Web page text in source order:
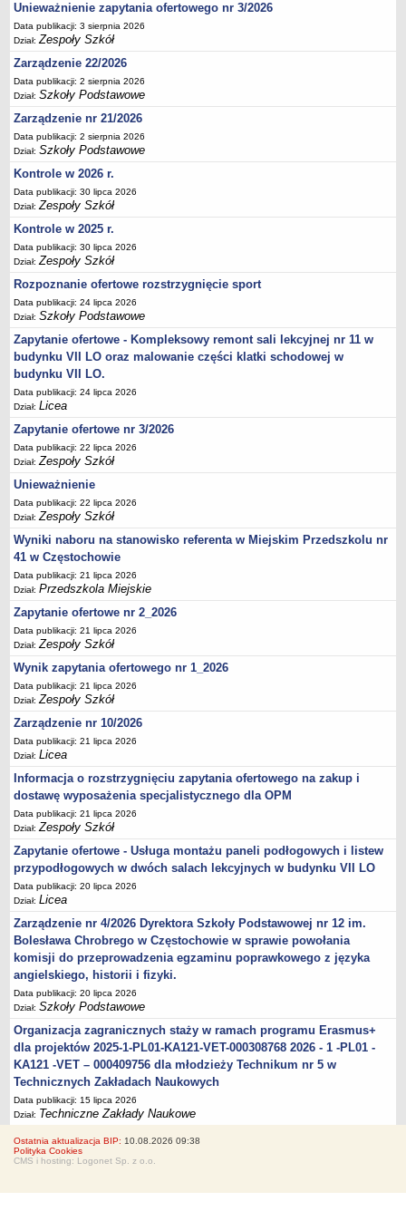
Deklaracja dostępności
PORADNIE PSYCHOLOGICZNO-PEDAGOGICZNE
Zespół Poradni
BIURO FINANSÓW OŚWIATY
Dane podstawowe
Statut
Majątek
Godziny dyżurów
Zarządzenia
Rejestry, ewidencje, archiwa
Kontrole
PONOWNE WYKORZYSTYWANIE
Sprawozdania
Deklaracja dostępności
DEKLARACJA DOSTĘPNOŚCI
OŚWIADCZENIA MAJĄTKOWE
PONOWNE WYKORZYSTYWANIE
UDOSTĘPNIANIE INFORMACJI PUBLICZNEJ
OCHRONA DANYCH OSOBOWYCH
Unieważnienie zapytania ofertowego nr 3/2026
Data publikacji: 3 sierpnia 2026
Dział:Zespoły Szkół
Zarządzenie 22/2026
Data publikacji: 2 sierpnia 2026
Dział:Szkoły Podstawowe
Zarządzenie nr 21/2026
Data publikacji: 2 sierpnia 2026
Dział:Szkoły Podstawowe
Kontrole w 2026 r.
Data publikacji: 30 lipca 2026
Dział:Zespoły Szkół
Kontrole w 2025 r.
Data publikacji: 30 lipca 2026
Dział:Zespoły Szkół
Rozpoznanie ofertowe rozstrzygnięcie sport
Data publikacji: 24 lipca 2026
Dział:Szkoły Podstawowe
Zapytanie ofertowe - Kompleksowy remont sali lekcyjnej nr 11 w
budynku VII LO oraz malowanie części klatki schodowej w
budynku VII LO.
Data publikacji: 24 lipca 2026
Dział:Licea
Zapytanie ofertowe nr 3/2026
Data publikacji: 22 lipca 2026
Dział:Zespoły Szkół
Unieważnienie
Data publikacji: 22 lipca 2026
Dział:Zespoły Szkół
Wyniki naboru na stanowisko referenta w Miejskim Przedszkolu nr
41 w Częstochowie
Data publikacji: 21 lipca 2026
Dział:Przedszkola Miejskie
Zapytanie ofertowe nr 2_2026
Data publikacji: 21 lipca 2026
Dział:Zespoły Szkół
Wynik zapytania ofertowego nr 1_2026
Data publikacji: 21 lipca 2026
Dział:Zespoły Szkół
Zarządzenie nr 10/2026
Data publikacji: 21 lipca 2026
Dział:Licea
Informacja o rozstrzygnięciu zapytania ofertowego na zakup i
dostawę wyposażenia specjalistycznego dla OPM
Data publikacji: 21 lipca 2026
Dział:Zespoły Szkół
Zapytanie ofertowe - Usługa montażu paneli podłogowych i listew
przypodłogowych w dwóch salach lekcyjnych w budynku VII LO
Data publikacji: 20 lipca 2026
Dział:Licea
Zarządzenie nr 4/2026 Dyrektora Szkoły Podstawowej nr 12 im.
Bolesława Chrobrego w Częstochowie w sprawie powołania
komisji do przeprowadzenia egzaminu poprawkowego z języka
angielskiego, historii i fizyki.
Data publikacji: 20 lipca 2026
Dział:Szkoły Podstawowe
Organizacja zagranicznych staży w ramach programu Erasmus+
dla projektów 2025-1-PL01-KA121-VET-000308768 2026 - 1 -PL01 -
KA121 -VET – 000409756 dla młodzieży Technikum nr 5 w
Technicznych Zakładach Naukowych
Data publikacji: 15 lipca 2026
Dział: Techniczne Zakłady Naukowe
Ostatnia aktualizacja BIP: 10.08.2026 09:38
Polityka Cookies
CMS i hosting: Logonet Sp. z o.o.